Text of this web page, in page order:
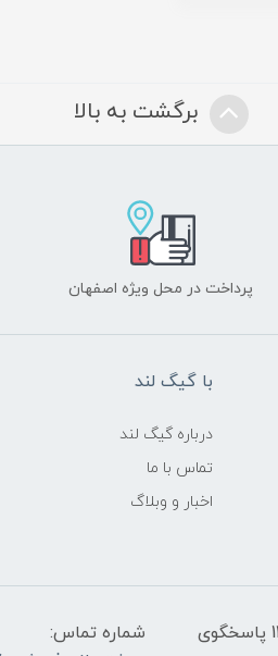
برگشت به بالا
پرداخت در محل ویژه اصفهان
با گیگ لند
درباره گیگ لند
تماس با ما
اخبار و وبلاگ
شنبه تا چهارشنبه از ساعت 9 الی ۱4 و 17:30 الی ۲1 ، پنجشنبه 9 تا 14 پاسخگوی
شماره تماس: